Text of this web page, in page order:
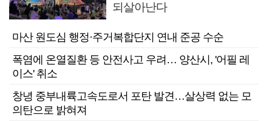
되살아난다
마산 원도심 행정·주거복합단지 연내 준공 수순
폭염에 온열질환 등 안전사고 우려… 양산시, '어필 레
이스' 취소
창녕 중부내륙고속도로서 포탄 발견…살상력 없는 모
의탄으로 밝혀져